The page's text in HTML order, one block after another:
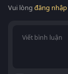
Vui lòng đăng nhập